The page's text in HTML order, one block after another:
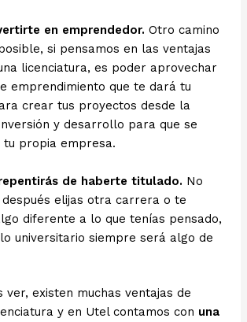
en emprendedor. Otro camino
si pensamos en las ventajas
licenciatura, es poder aprovechar
emprendimiento que te dará tu
crear tus proyectos desde la
y desarrollo para que se
tu propia empresa.
de haberte titulado. No
elijas otra carrera o te
diferente a lo que tenías pensado,
universitario siempre será algo de
ver, existen muchas ventajas de
y en Utel contamos con una